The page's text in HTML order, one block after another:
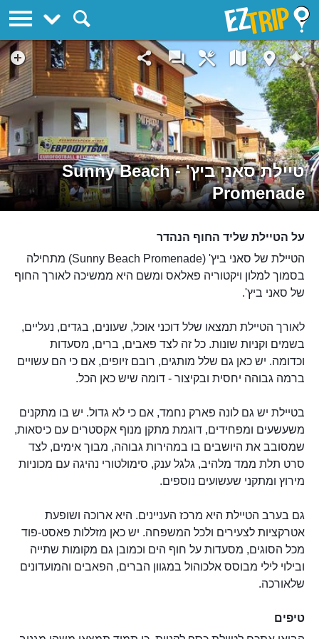
טיילת סאני ביץ' - Sunny Beach
Promenade
על הטיילת שליד החוף הנהדר
הטיילת של סאני ביץ' (Sunny Beach Promenade) מתחילה
בסמוך למלון ויקטוריה פאלאס ומשם היא ממשיכה לאורך החוף
של סאני ביץ'.
לאורך הטיילת תמצאו שלל דוכני אוכל, שעונים, בגדים, נעליים,
בשמים וקניות שונות. כל זה לצד פאבים, ברים, מסעדות
וכדומה. יש כאן גם שלל מותגים, רובם זיופים, אם כי הם עשויים
ברמה גבוהה יחסית ובקיצור - דומה שיש כאן הכל.
בטיילת יש גם לונה פארק נחמד, אם כי לא גדול. יש בו מתקנים
משעשעים ומפחידים, דוגמת מתקן מנוף אקסטרים עם כיסאות,
שמסובב את היושבים בו במהירות גבוהה, מבוך אימים, לצד
סרט תלת ממד מלהיב, גלגל ענק, סימולטורי נהיגה עם מכוניות
מירוץ ומתקני שעשועים נוספים.
גם בערב הטיילת היא מרכז העניינים. היא ארוכה ושופעת
אטרקציות לצעירים ולכל המשפחה. יש כאן מזללות פאסט-פוד
מכל הסוגים, מסעדות על חוף הים וכמובן גם מקומות שתייה
ובילוי לילי מבוסס אלכוהול במגוון הברים, הפאבים והמועדונים
שלאורכה.
טיפים
EZTrip